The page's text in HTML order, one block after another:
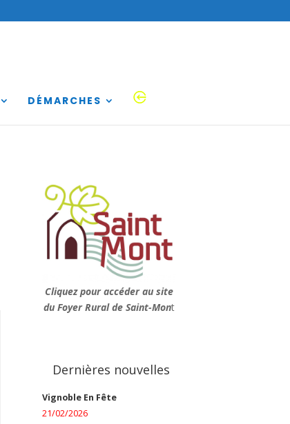
DÉMARCHES
Cliquez pour accéder au site
du Foyer Rural de Saint-Mont
Dernières nouvelles
Vignoble En Fête
21/02/2026